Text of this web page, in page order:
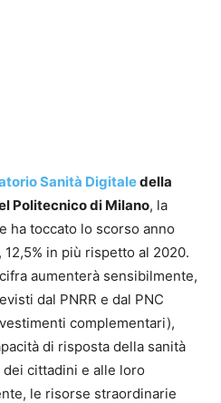
Sanità Digitaledella
Politecnico di Milano, la
ha toccato lo scorso anno
in più rispetto al 2020.
aumenterà sensibilmente,
dal PNRR e dal PNC
complementari),
di risposta della sanità
cittadini e alle loro
le risorse straordinarie